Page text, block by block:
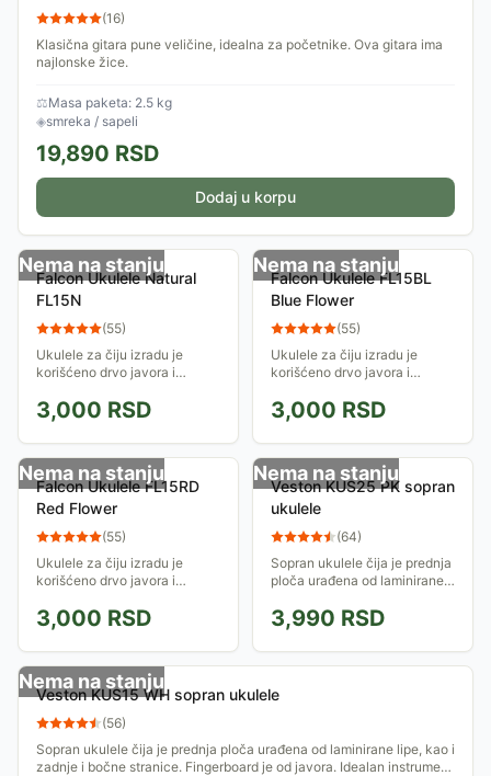
(16)
Klasična gitara pune veličine, idealna za početnike. Ova gitara ima
najlonske žice.
⚖Masa paketa: 2.5 kg
◈smreka / sapeli
19,890 RSD
Dodaj u korpu
Nema na stanju
Falcon Ukulele Natural
FL15N
(55)
Ukulele za čiju izradu je
korišćeno drvo javora i
simpatičan mali instrument.
3,000 RSD
Nema na stanju
Falcon Ukulele FL15BL
Blue Flower
(55)
Ukulele za čiju izradu je
korišćeno drvo javora i
simpatičan mali instrument.
3,000 RSD
Nema na stanju
Falcon Ukulele FL15RD
Red Flower
(55)
Ukulele za čiju izradu je
korišćeno drvo javora i
simpatičan mali instrument.
3,000 RSD
Nema na stanju
Veston KUS25 PK sopran
ukulele
(64)
Sopran ukulele čija je prednja
ploča urađena od laminirane
stranice. Fingerboard je od
javora. Idealan instrument
za...
3,990 RSD
Nema na stanju
Veston KUS15 WH sopran ukulele
(56)
Sopran ukulele čija je prednja ploča urađena od laminirane lipe, kao i
zadnje i bočne stranice. Fingerboard je od javora. Idealan instrument